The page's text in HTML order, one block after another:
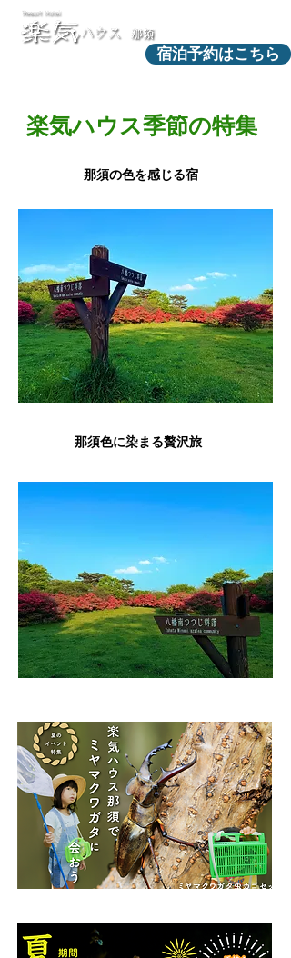
宿泊予約はこちら
​楽気ハウス季節の特集
那須の色を感じる宿
那須色に染まる贅沢旅